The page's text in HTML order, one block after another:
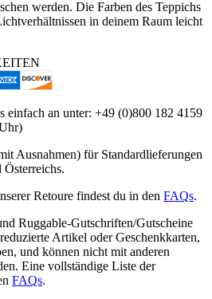
werden. Die Farben des Teppichs
in deinem Raum leicht
einfach an unter: +49 (0)800 182 4159
Ausnahmen) für Standardlieferungen
Retoure findest du in den FAQs.
Ruggable-Gutschriften/Gutscheine
Artikel oder Geschenkkarten,
und können nicht mit anderen
Eine vollständige Liste der
FAQs.